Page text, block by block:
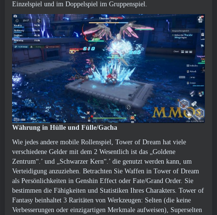
Einzelspiel und im Doppelspiel im Gruppenspiel.
Währung in Hülle und Fülle/Gacha
Wie jedes andere mobile Rollenspiel, Tower of Dream hat viele
verschiedene Gelder mit dem 2 Wesentlich ist das „Goldene
Zentrum“.’ und „Schwarzer Kern“.’ die genutzt werden kann, um
Verteidigung anzuziehen. Betrachten Sie Waffen in Tower of Dream
als Persönlichkeiten in Genshin Effect oder Fate/Grand Order. Sie
bestimmen die Fähigkeiten und Statistiken Ihres Charakters. Tower of
Fantasy beinhaltet 3 Raritäten von Werkzeugen: Selten (die keine
Verbesserungen oder einzigartigen Merkmale aufweisen), Superselten